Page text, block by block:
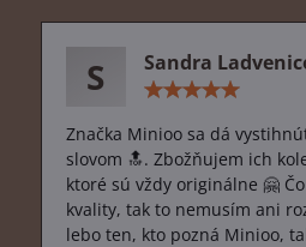
S
Sandra
/
Značka Minioo sa dá
slovom 🔝. Zbožňujem ich
ktoré sú vždy originálne 🤗
kvality, tak to nemusím ani
lebo ten, kto pozná Minioo,